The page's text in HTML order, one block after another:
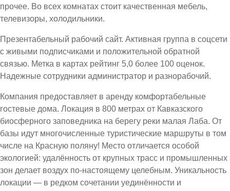
прочее. Во всех комнатах стоит качественная мебель,
телевизоры, холодильники.
Презентабельный рабочий сайт. Активная группа в соцсети
с живыми подписчиками и положительной обратной
связью. Метка в картах рейтинг 5,0 более 100 оценок.
Надежные сотрудники администратор и разнорабочий.
Компания предоставляет в аренду комфортабельные
гостевые дома. Локация в 800 метрах от Кавказского
биосферного заповедника на берегу реки малая Лаба. От
базы идут многочисленные туристические маршруты в том
числе на Красную поляну! Место отличается особой
экологией: удалённость от крупных трасс и промышленных
зон делает воздух по-настоящему целебным. Уникальность
локации — в редком сочетании уединённости и